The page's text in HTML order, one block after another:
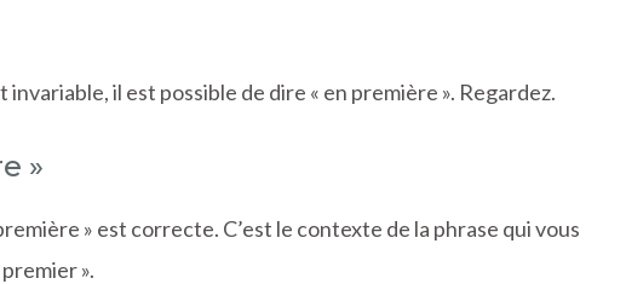
il est possible de dire « en première ». Regardez.
»
» est correcte. C’est le contexte de la phrase qui vous
».